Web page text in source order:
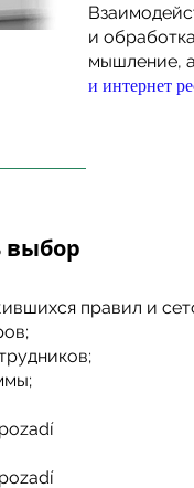
и
мышление,
и интернет
выбор
правил и